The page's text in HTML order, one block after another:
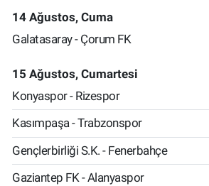
14 Ağustos, Cuma
Galatasaray - Çorum FK
15 Ağustos, Cumartesi
Konyaspor - Rizespor
Kasımpaşa - Trabzonspor
Gençlerbirliği S.K. - Fenerbahçe
Gaziantep FK - Alanyaspor